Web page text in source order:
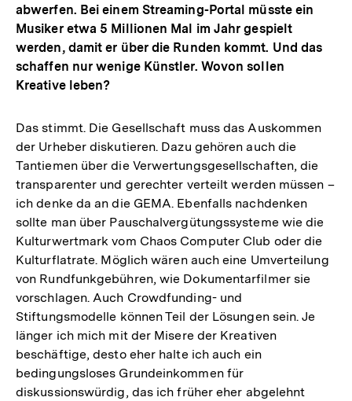
abwerfen. Bei einem Streaming-Portal müsste ein
Musiker etwa 5 Millionen Mal im Jahr gespielt
werden, damit er über die Runden kommt. Und das
schaffen nur wenige Künstler. Wovon sollen
Kreative leben?
Das stimmt. Die Gesellschaft muss das Auskommen
der Urheber diskutieren. Dazu gehören auch die
Tantiemen über die Verwertungsgesellschaften, die
transparenter und gerechter verteilt werden müssen –
ich denke da an die GEMA. Ebenfalls nachdenken
sollte man über Pauschalvergütungssysteme wie die
Kulturwertmark vom Chaos Computer Club oder die
Kulturflatrate. Möglich wären auch eine Umverteilung
von Rundfunkgebühren, wie Dokumentarfilmer sie
vorschlagen. Auch Crowdfunding- und
Stiftungsmodelle können Teil der Lösungen sein. Je
länger ich mich mit der Misere der Kreativen
beschäftige, desto eher halte ich auch ein
bedingungsloses Grundeinkommen für
diskussionswürdig, das ich früher eher abgelehnt